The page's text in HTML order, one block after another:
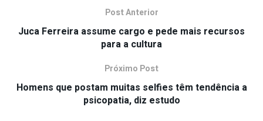
Post Anterior
Juca Ferreira assume cargo e pede mais recursos
para a cultura
Próximo Post
Homens que postam muitas selfies têm tendência a
psicopatia, diz estudo